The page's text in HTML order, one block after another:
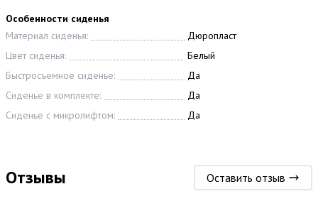
Особенности сиденья
Материал сиденья:
Дюропласт
Цвет сиденья:
Белый
Быстросъемное сиденье:
Да
Сиденье в комплекте:
Да
Сиденье с микролифтом:
Да
Отзывы Оставить отзыв